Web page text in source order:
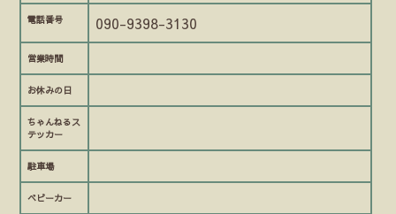
電話番号 090-9398-3130
営業時間
お休みの日
ちゃんねるス
テッカー
駐車場
ベビーカー